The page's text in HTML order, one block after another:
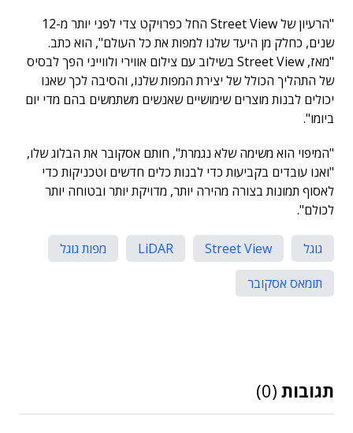
"הרעיון של Street View החל כפרויקט צדי לפני יותר מ-12
שנים, כחלק מן היעד שלנו למפות את כל העולם", הוא כתב.
"מאז, Street View בשילוב עם צילום אווירי ולווייני הפך לבסיס
של התהליך הכולל של יצירת המפות שלנו, והסיבה לכך שאנו
יכולים לבנות מוצרים שימושיים שאנשים משתמשים בהם מדי יום
ביומו".
"המיפוי הוא משימה שלא נגמרת", חותם אסקובר את הבלוג שלו,
"ואנו עובדים בקביעות כדי לבנות כלים חדשים וטכניקות כדי
לאסוף תמונות בצורה מהירה יותר, מדויקת יותר ובטוחה יותר
לכולם".
גוגל Street View
LiDAR
מפות גוגל
תומאס אסקובר
תגובות (0)